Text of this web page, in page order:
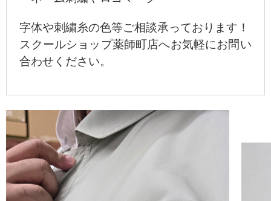
字体や刺繍糸の色等ご相談承っております！
スクールショップ薬師町店へお気軽にお問い
合わせください。